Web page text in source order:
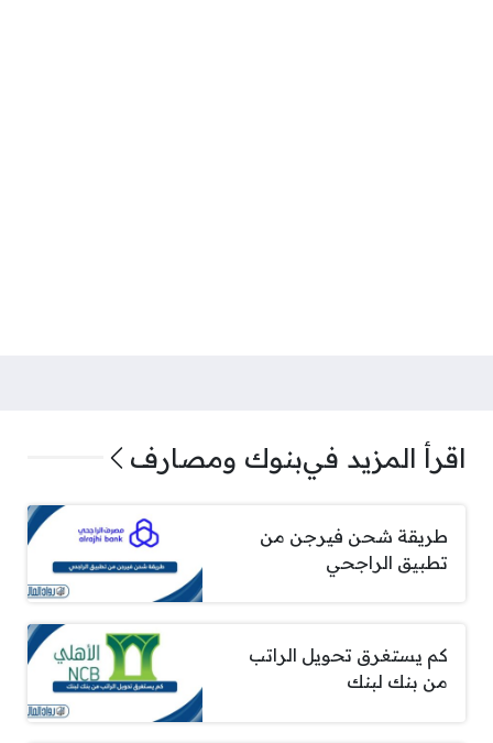
اقرأ المزيد فيبنوك ومصارف
طريقة شحن فيرجن من
تطبيق الراجحي
كم يستغرق تحويل الراتب
من بنك لبنك